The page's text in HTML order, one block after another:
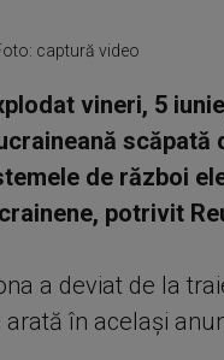
captură video
vineri, 5
scăpată
de război
potrivit
a deviat de la
în acelaşi